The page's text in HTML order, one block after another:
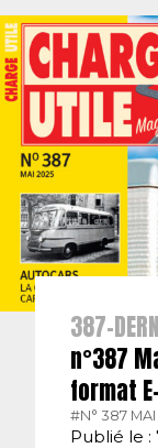
387-
n°387
format
#N° 387 MAI
Publié le :